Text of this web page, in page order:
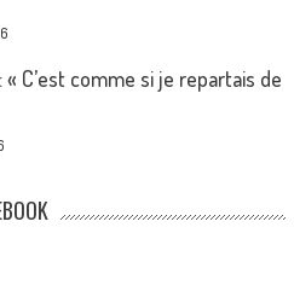
C’est comme si je repartais de